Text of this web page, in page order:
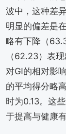
波中，这种差
明显的偏差是
略有下降（
（62.23）表
对GI的相对影
的平均得分略
时为0.13。这
于提高与健康